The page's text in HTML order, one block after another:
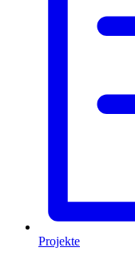
Projekte